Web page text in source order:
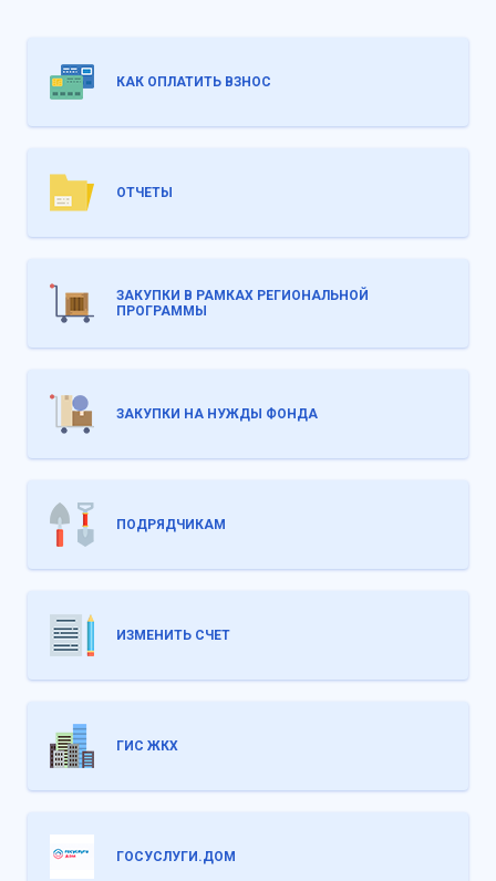
КАК ОПЛАТИТЬ ВЗНОС
ОТЧЕТЫ
ЗАКУПКИ В РАМКАХ РЕГИОНАЛЬНОЙ
ПРОГРАММЫ
ЗАКУПКИ НА НУЖДЫ ФОНДА
ПОДРЯДЧИКАМ
ИЗМЕНИТЬ СЧЕТ
ГИС ЖКХ
ГОСУСЛУГИ.ДОМ